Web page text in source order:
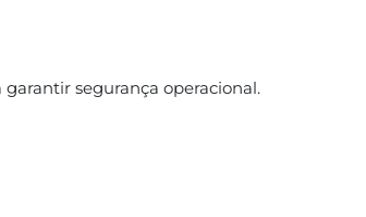
segurança operacional.